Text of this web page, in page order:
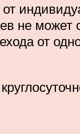
не может
от